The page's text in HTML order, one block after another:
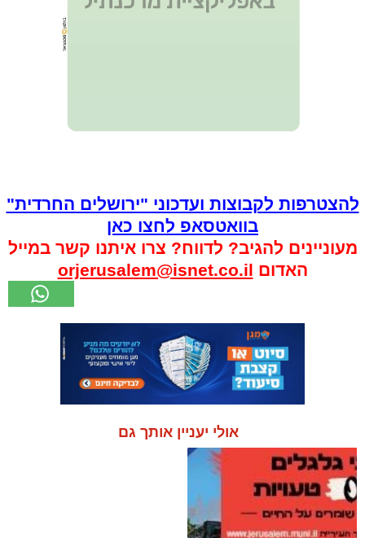
להצטרפות לקבוצות ועדכוני "ירושלים החרדית"
בוואטסאפ לחצו כאן
מעוניינים להגיב? לדווח? צרו איתנו קשר במייל
האדום orjerusalem@isnet.co.il
אולי יעניין אותך גם